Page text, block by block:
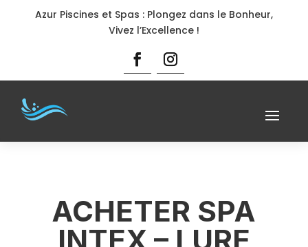
Azur Piscines et Spas : Plongez dans le Bonheur,
Vivez l’Excellence !
ACHETER SPA
INTEX – LURE